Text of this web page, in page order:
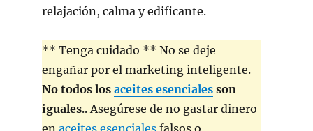
relajación, calma y edificante.
** Tenga cuidado ** No se deje
engañar por el marketing inteligente.
No todos los aceites esenciales son
iguales.. Asegúrese de no gastar dinero